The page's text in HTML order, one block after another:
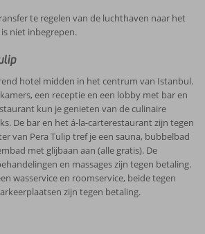
te regelen van de luchthaven naar het
niet inbegrepen.
hotel midden in het centrum van Istanbul.
een receptie en een lobby met bar en
kun je genieten van de culinaire
De bar en het á-la-carterestaurant zijn tegen
van Pera Tulip tref je een sauna, bubbelbad
met glijbaan aan (alle gratis). De
en massages zijn tegen betaling.
wasservice en roomservice, beide tegen
zijn tegen betaling.